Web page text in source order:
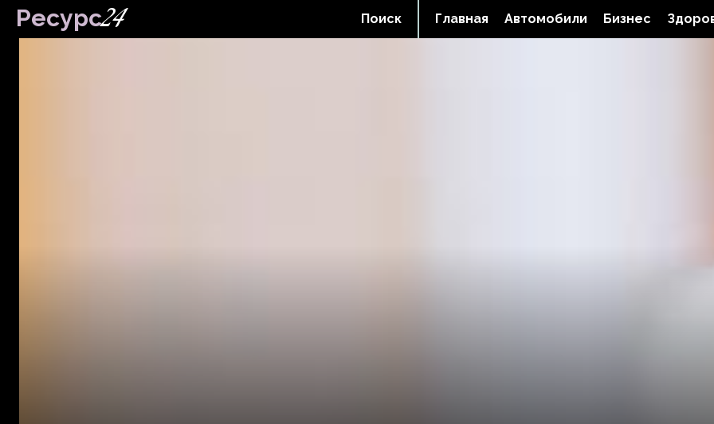
Ресурс24 Главная Автомобили Бизнес
Поиск